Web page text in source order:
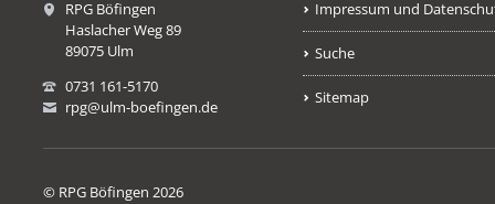
RPG Böfingen
Haslacher Weg 89
89075 Ulm
0731 161-5170
rpg@ulm-boefingen.de
Impressum und
Suche
Sitemap
© RPG Böfingen 2026